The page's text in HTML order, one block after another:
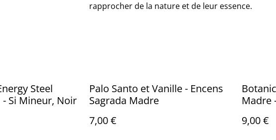
rapprocher de la nature et de leur essence.
Steel
Si Mineur, Noir
Palo Santo et Vanille - Encens
Sagrada Madre
7,00 €
Madre
9,00 €